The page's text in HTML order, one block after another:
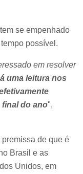
se empenhado
possível.
em resolver
uma leitura nos
do ano",
de que é
Brasil e as
Unidos, em